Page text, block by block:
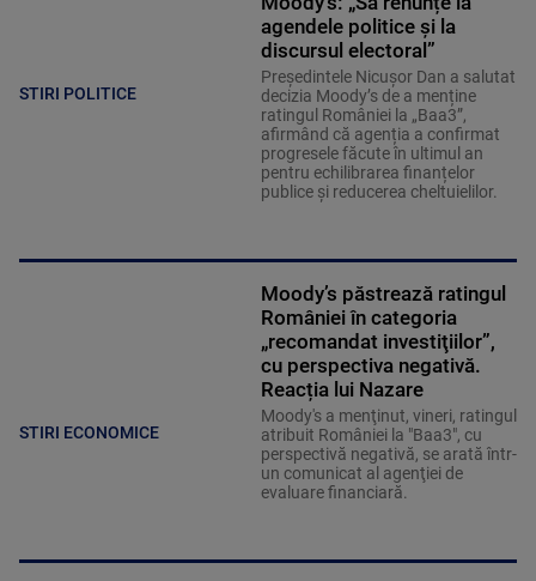
STIRI POLITICE
agendele politice şi la
discursul electoral”
Președintele Nicușor Dan a salutat
decizia Moody’s de a menține
ratingul României la „Baa3”,
afirmând că agenția a confirmat
progresele făcute în ultimul an
pentru echilibrarea finanțelor
publice și reducerea cheltuielilor.
STIRI ECONOMICE
Moody’s păstrează ratingul
României în categoria
„recomandat investiţiilor”,
cu perspectiva negativă.
Reacția lui Nazare
Moody's a menţinut, vineri, ratingul
atribuit României la "Baa3", cu
perspectivă negativă, se arată într-
un comunicat al agenţiei de
evaluare financiară.